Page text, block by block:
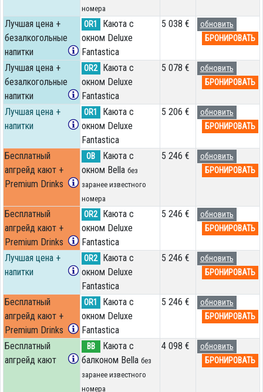
номера
Лучшая цена +
безалкогольные
напитки
OR1
Каюта с
окном Deluxe
Fantastica
5 038 €
обновить
БРОНИРОВАТЬ
Лучшая цена +
безалкогольные
напитки
OR2
Каюта с
окном Deluxe
Fantastica
5 078 €
обновить
БРОНИРОВАТЬ
Лучшая цена +
напитки
OR1
Каюта с
окном Deluxe
Fantastica
5 206 €
обновить
БРОНИРОВАТЬ
Бесплатный
апгрейд кают +
Premium Drinks
OB
Каюта с
окном Bella без
заранее известного
номера
5 246 €
обновить
БРОНИРОВАТЬ
Бесплатный
апгрейд кают +
Premium Drinks
OR2
Каюта с
окном Deluxe
Fantastica
5 246 €
обновить
БРОНИРОВАТЬ
Лучшая цена +
напитки
OR2
Каюта с
окном Deluxe
Fantastica
5 246 €
обновить
БРОНИРОВАТЬ
Бесплатный
апгрейд кают +
Premium Drinks
OR1
Каюта с
окном Deluxe
Fantastica
5 246 €
обновить
БРОНИРОВАТЬ
Бесплатный
апгрейд кают
BB
Каюта с
балконом Bella без
заранее известного
номера
4 098 €
обновить
БРОНИРОВАТЬ